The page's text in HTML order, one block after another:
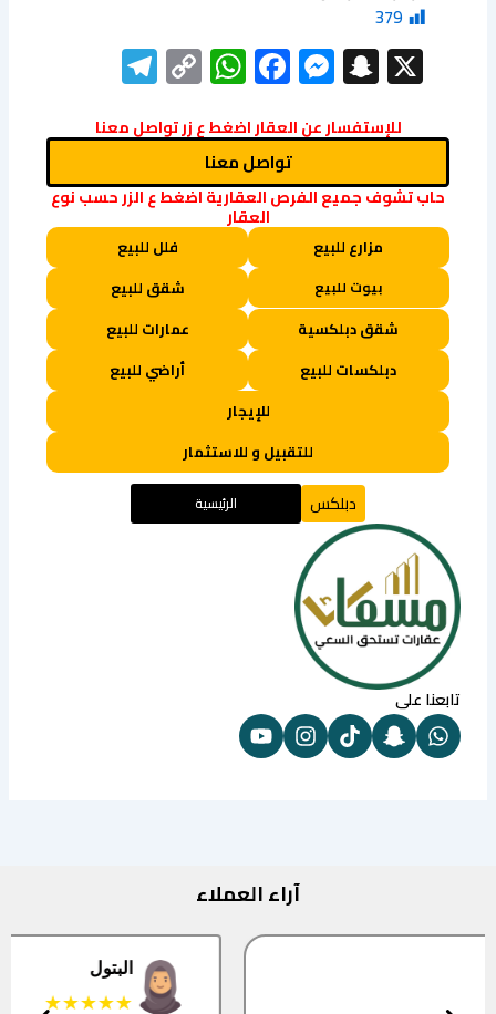
379
X
Snapchat
Messenger
Facebook
WhatsApp
Copy
Link
للإستفسار عن العقار اضغط ع زر تواصل معنا
تواصل معنا
حاب تشوف جميع الفرص العقارية اضغط ع الزر حسب نوع
العقار
مزارع للبيع فلل للبيع
بيوت للبيع
شقق للبيع
شقق دبلكسية
عمارات للبيع
دبلكسات للبيع
أراضي للبيع
للإيجار
للتقبيل و للاستثمار
دبلكس الرئيسية
تابعنا على
آراء العملاء